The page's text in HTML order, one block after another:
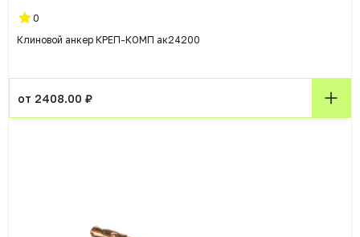
0
Клиновой анкер КРЕП-КОМП ак24200
от 2408.00 ₽